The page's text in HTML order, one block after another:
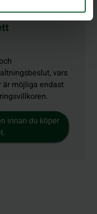
vars
är möjliga endast
innan du köper